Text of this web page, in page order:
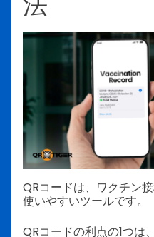
QRコードは、ワクチン
使いやすいツールです。
QRコードの利点の1つは